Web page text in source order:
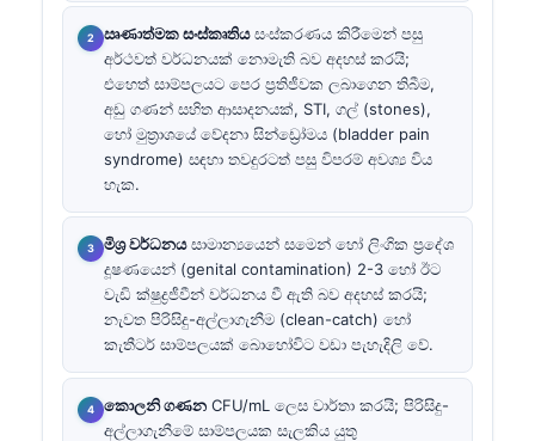
ඍණාත්මක සංස්කෘතියසංස්කරණය කිරීමෙන් පසු
අර්ථවත් වර්ධනයක් නොමැති බව අදහස් කරයි;
එහෙත් සාම්පලයට පෙර ප්‍රතිජීවක ලබාගෙන තිබීම,
අඩු ගණන් සහිත ආසාදනයක්, STI, ගල් (stones),
හෝ මුත්‍රාශයේ වේදනා සින්ඩ්‍රෝමය (bladder pain
syndrome) සඳහා තවදුරටත් පසු විපරම් අවශ්‍ය විය
හැක.
මිශ්‍ර වර්ධනයසාමාන්‍යයෙන් සමෙන් හෝ ලිංගික ප්‍රදේශ
දූෂණයෙන් (genital contamination) 2-3 හෝ ඊට
වැඩි ක්ෂුද්‍රජීවීන් වර්ධනය වී ඇති බව අදහස් කරයි;
නැවත පිරිසිදු-අල්ලාගැනීම (clean-catch) හෝ
කැතීටර් සාම්පලයක් බොහෝවිට වඩා පැහැදිලි වේ.
කොලනි ගණන CFU/mL ලෙස වාර්තා කරයි; පිරිසිදු-
අල්ලාගැනීමේ සාම්පලයක සැලකිය යුතු